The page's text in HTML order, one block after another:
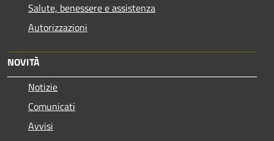
Salute, benessere e assistenza
Autorizzazioni
NOVITÀ
Notizie
Comunicati
Avvisi